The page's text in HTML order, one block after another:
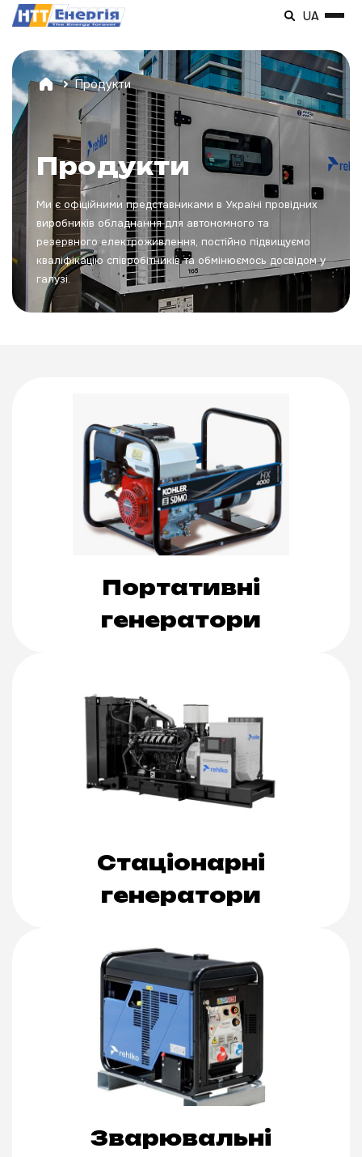
UA
Продукти
Продукти
Ми є офіційними представниками в Україні провідних
виробників обладнання для автономного та
резервного електроживлення, постійно підвищуємо
кваліфікацію співробітників та обмінюємось досвідом у
галузі.
Портативні
генератори
Стаціонарні
генератори
Зварювальні